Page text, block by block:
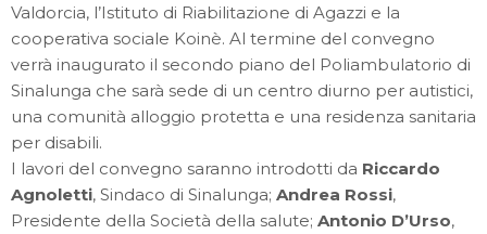
Valdorcia, l’Istituto di Riabilitazione di Agazzi e la
cooperativa sociale Koinè. Al termine del convegno
verrà inaugurato il secondo piano del Poliambulatorio di
Sinalunga che sarà sede di un centro diurno per autistici,
una comunità alloggio protetta e una residenza sanitaria
per disabili.
I lavori del convegno saranno introdotti da Riccardo
Agnoletti, Sindaco di Sinalunga; Andrea Rossi,
Presidente della Società della salute; Antonio D’Urso,